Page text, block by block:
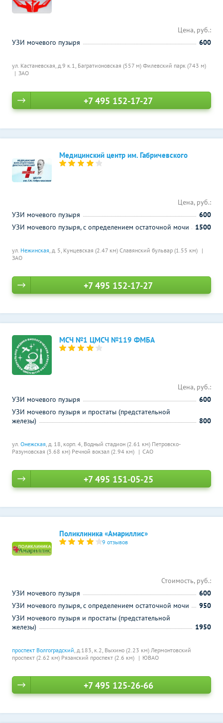
ул. Кастаневская, д.9 к.1, Багратионовская (557 м) Филевский парк (743 м)
ЗАО
Цена, руб.:
УЗИ мочевого пузыря
600
+7 495 152-17-27
Медицинский центр им. Габричевского
ул. Нежинская, д. 5, Кунцевская (2.47 км) Славянский бульвар (1.55 км)
ЗАО
Цена, руб.:
УЗИ мочевого пузыря
600
УЗИ мочевого пузыря, с определением остаточной мочи
1500
+7 495 152-17-27
МСЧ №1 ЦМСЧ №119 ФМБА
ул. Онежская, д. 18, корп. 4, Водный стадион (2.61 км) Петровско-
Разумовская (3.68 км) Речной вокзал (2.94 км) САО
Цена, руб.:
УЗИ мочевого пузыря
600
УЗИ мочевого пузыря и простаты (предстательной
железы)
800
+7 495 151-05-25
Поликлиника «Амариллис»
9 отзывов
проспект Волгоградский, д.183, к.2, Выхино (2.23 км) Лермонтовский
проспект (2.62 км) Рязанский проспект (2.6 км) ЮВАО
Стоимость, руб.:
УЗИ мочевого пузыря
600
УЗИ мочевого пузыря, с определением остаточной мочи
950
УЗИ мочевого пузыря и простаты (предстательной
железы)
1950
+7 495 125-26-66